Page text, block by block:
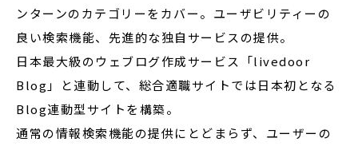
ンターンのカテゴリーをカバー。ユーザビリティーの
良い検索機能、先進的な独自サービスの提供。
日本最大級のウェブログ作成サービス「livedoor
Blog」と連動して、総合適職サイトでは日本初となる
Blog連動型サイトを構築。
通常の情報検索機能の提供にとどまらず、ユーザーの